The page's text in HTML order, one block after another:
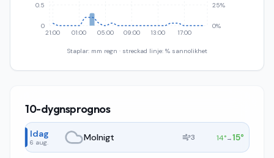
21:00 01:00 05:00 09:00 13:00 17:00
0
0.5
0%
25%
Staplar: mm regn · streckad linje: % sannolikhet
10-dygnsprognos
Idag
6 aug. Molnigt 3 14°→15°